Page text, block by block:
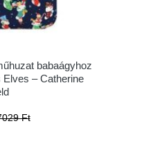
babaágyhoz
– Catherine
Ft